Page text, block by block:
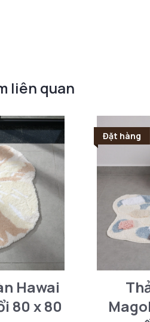
liên quan
Hawai
80 x 80
Đặt hàng